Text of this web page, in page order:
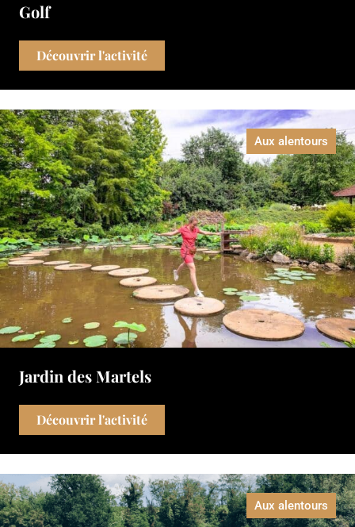
Golf
Découvrir l'activité
Aux alentours
Jardin des Martels
Découvrir l'activité
Aux alentours